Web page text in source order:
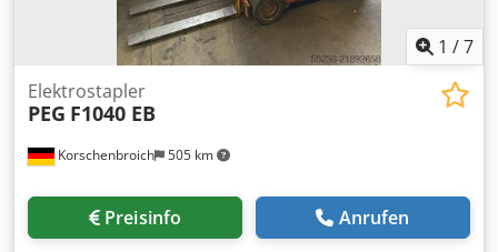
1 /7
Korschenbroich 505 km
Elektrostapler
PEG F1040 EB
Preisinfo Anrufen